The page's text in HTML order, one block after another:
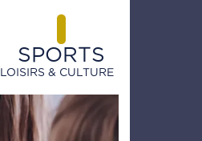
SPORTS
LOISIRS & CULTURE